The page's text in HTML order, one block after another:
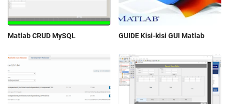
Matlab CRUD MySQL GUIDE Kisi-kisi GUI Matlab